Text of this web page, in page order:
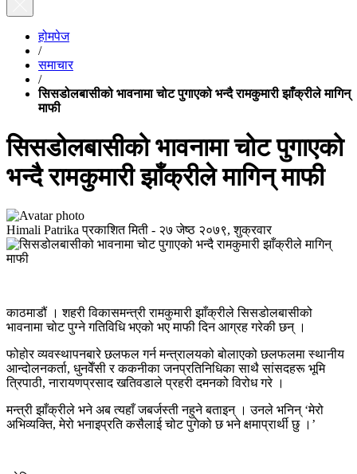
होमपेज
/
समाचार
/
सिसडोलबासीको भावनामा चोट पुगाएको भन्दै रामकुमारी झाँक्रीले मागिन्
माफी
सिसडोलबासीको भावनामा चोट पुगाएको
भन्दै रामकुमारी झाँक्रीले मागिन् माफी
Himali Patrika प्रकाशित मिती - २७ जेष्ठ २०७९, शुक्रवार
काठमाडौं । शहरी विकासमन्त्री रामकुमारी झाँक्रीले सिसडोलबासीको
भावनामा चोट पुग्ने गतिविधि भएको भए माफी दिन आग्रह गरेकी छन् ।
फोहोर व्यवस्थापनबारे छलफल गर्न मन्त्रालयको बोलाएको छलफलमा स्थानीय
आन्दोलनकर्ता, धुनवेँसी र ककनीका जनप्रतिनिधिका साथै सांसदहरू भूमि
त्रिपाठी, नारायणप्रसाद खतिवडाले प्रहरी दमनको विरोध गरे ।
मन्त्री झाँक्रीले भने अब त्यहाँ जबर्जस्ती नहुने बताइन् । उनले भनिन् ‘मेरो
अभिव्यक्ति, मेरो भनाइप्रति कसैलाई चोट पुगेको छ भने क्षमाप्रार्थी छु ।’